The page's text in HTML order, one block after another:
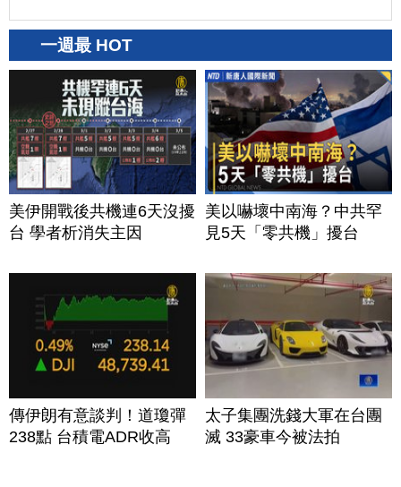
一週最 HOT
美伊開戰後共機連6天沒擾
台 學者析消失主因
美以嚇壞中南海？中共罕
見5天「零共機」擾台
傳伊朗有意談判！道瓊彈
238點 台積電ADR收高
太子集團洗錢大軍在台團
滅 33豪車今被法拍